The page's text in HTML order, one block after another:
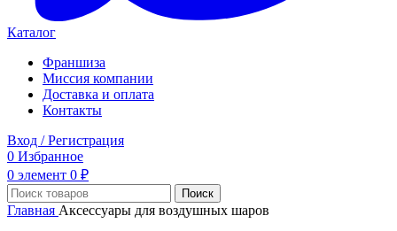
Каталог
Франшиза
Миссия компании
Доставка и оплата
Контакты
Вход / Регистрация
0 Избранное
0 элемент 0 ₽
Поиск
Главная Аксессуары для воздушных шаров